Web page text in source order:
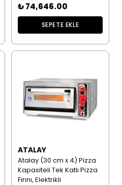
₺ 74,646.00
SEPETE EKLE
ATALAY
Atalay (30 cm x 4) Pizza
Kapasiteli Tek Katlı Pizza
Fırını, Elektrikli